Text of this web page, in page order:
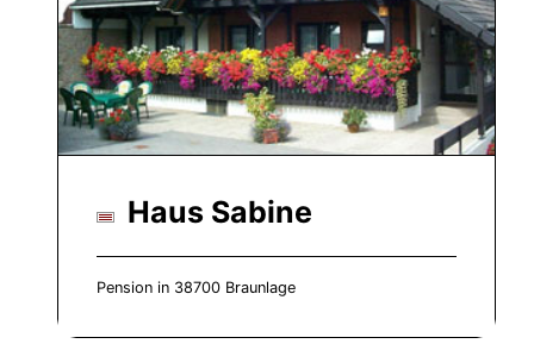
Haus Sabine
Pension in 38700 Braunlage